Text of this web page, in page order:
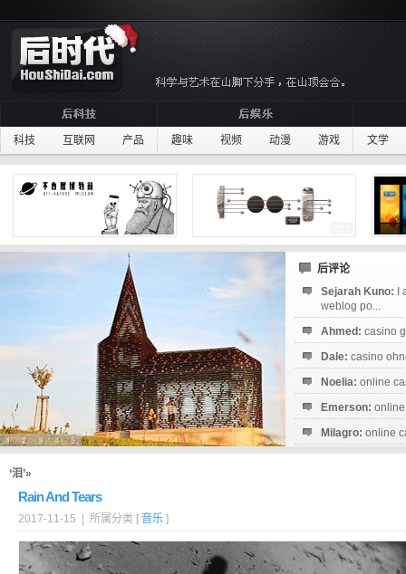
科技 互联网 产品 趣味 视频 动漫 游戏 文学
后评论
Sejarah Kuno:
weblog po...
Ahmed: casino
Dale: casino
Noelia: online
Emerson:
Milagro: online
‘泪’»
Rain And Tears
2017-11-15 | 所属分类 [ 音乐 ]